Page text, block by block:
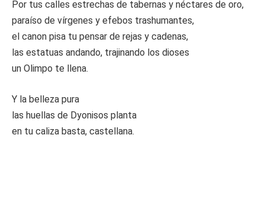
Por tus calles estrechas de tabernas y néctares de oro,
paraíso de vírgenes y efebos trashumantes,
el canon pisa tu pensar de rejas y cadenas,
las estatuas andando, trajinando los dioses
un Olimpo te llena.
Y la belleza pura
las huellas de Dyonisos planta
en tu caliza basta, castellana.